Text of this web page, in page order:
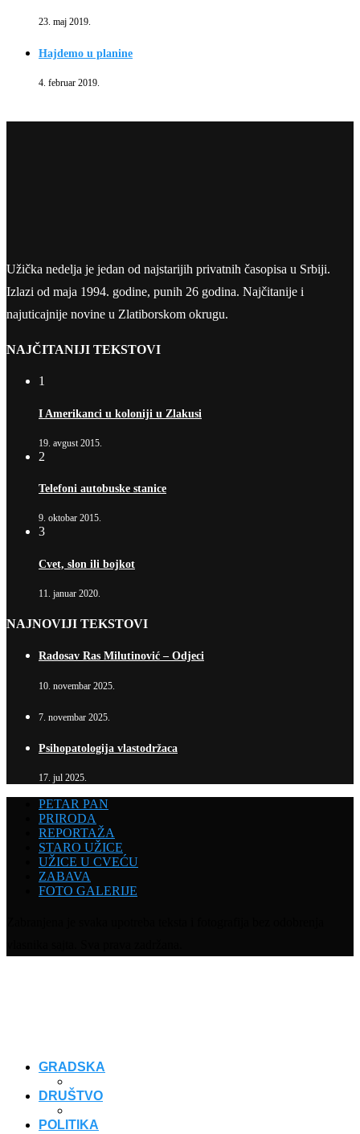
23. maj 2019.
Hajdemo u planine
4. februar 2019.
Užička nedelja je jedan od najstarijih privatnih časopisa u Srbiji.
Izlazi od maja 1994. godine, punih 26 godina. Najčitanije i
najuticajnije novine u Zlatiborskom okrugu.
NAJČITANIJI TEKSTOVI
1
I Amerikanci u koloniji u Zlakusi
19. avgust 2015.
2
Telefoni autobuske stanice
9. oktobar 2015.
3
Cvet, slon ili bojkot
11. januar 2020.
NAJNOVIJI TEKSTOVI
Radosav Ras Milutinović – Odjeci
10. novembar 2025.
7. novembar 2025.
Psihopatologija vlastodržaca
17. jul 2025.
PETAR PAN
PRIRODA
REPORTAŽA
STARO UŽICE
UŽICE U CVEĆU
ZABAVA
FOTO GALERIJE
GRADSKA
DRUŠTVO
POLITIKA